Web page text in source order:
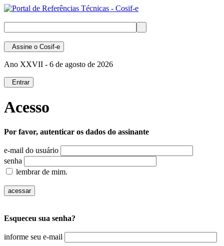
Assine o Cosif-e
Ano XXVII - 6 de agosto de 2026
Entrar
Acesso
Por favor, autenticar os dados do assinante
e-mail do usuário
senha
lembrar de mim.
Esqueceu sua senha?
informe seu e-mail